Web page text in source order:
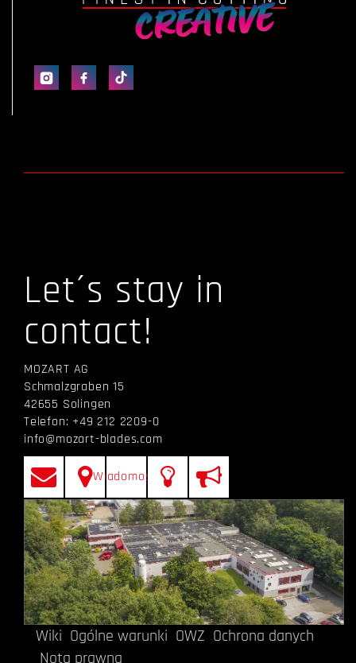
Let´s stay in
contact!
MOZART AG
Schmalzgraben 15
42655 Solingen
Telefon: +49 212 2209-0
info@mozart-blades.com
Wiadomości
Wiki Ogólne warunki OWZ Ochrona danych
Nota prawna